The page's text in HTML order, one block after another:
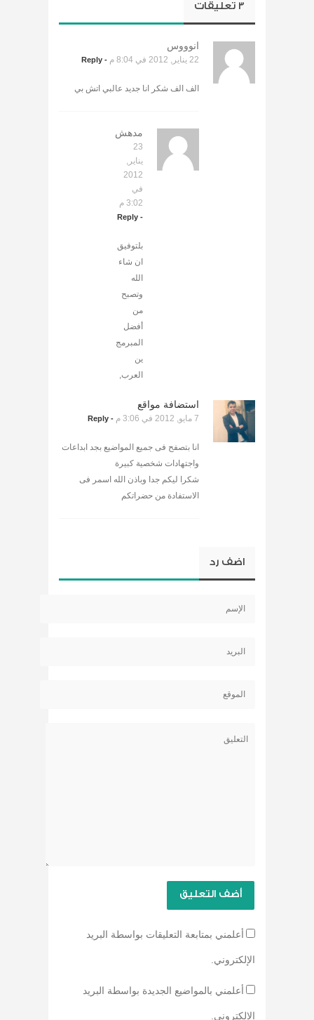
3 تعليقات
انوووس
22 يناير, 2012 في 8:04 م - Reply
الف الف شكر انا جديد عالبي اتش بي
مدهش
23
يناير,
2012
في
3:02 م
- Reply
بلتوفيق
ان شاء
الله
وتصبح
من
أفضل
المبرمج
ين
العرب,
استضافة مواقع
7 مايو, 2012 في 3:06 م - Reply
انا بتصفح فى جميع المواضيع بجد ابداعات
واجتهادات شخصية كبيرة
شكرا ليكم جدا وباذن الله اسمر فى
الاستفادة من حضراتكم
اضف رد
أعلمني بمتابعة التعليقات بواسطة البريد
الإلكتروني.
أعلمني بالمواضيع الجديدة بواسطة البريد
الإلكتروني.